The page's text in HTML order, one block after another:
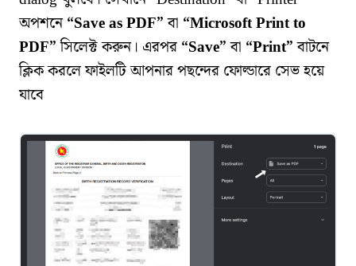
অপশনে“Save as PDF”বা “Microsoft Print to
PDF”সিলেক্ট করুন। এরপর“Save”বা “Print”বাটনে
ক্লিক করলে ফাইলটি আপনার পছন্দের ফোল্ডারে সেভ হয়ে
যাবে